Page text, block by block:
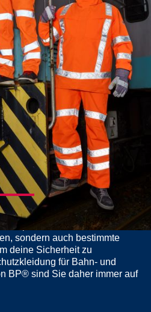
NACH NORM
FÜR
OBERBAU
dir einiges ab. Da muss die
optimal sitzen und dich in
sondern auch bestimmte
deine Sicherheit zu
für Bahn- und
BP® sind Sie daher immer auf